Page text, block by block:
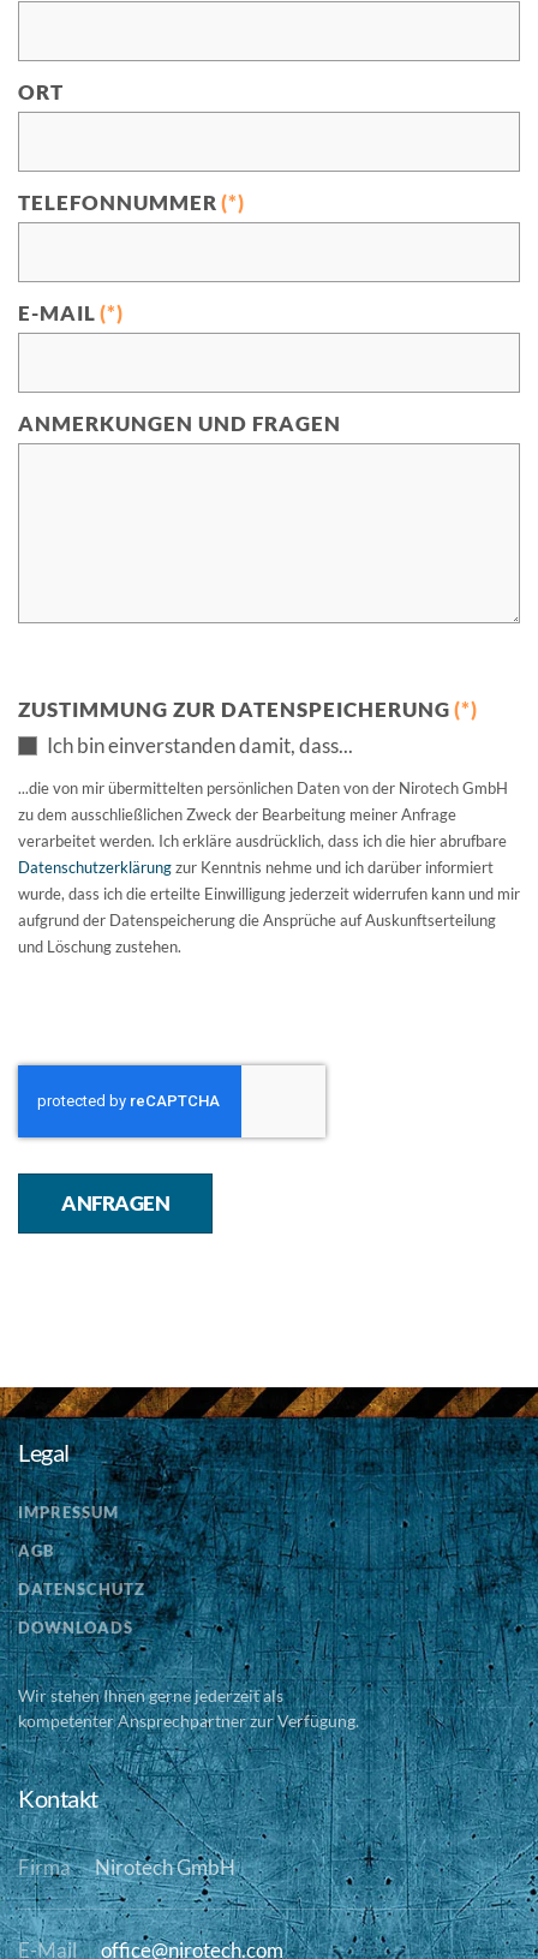
ORT
TELEFONNUMMER (*)
E-MAIL (*)
ANMERKUNGEN UND FRAGEN
ZUSTIMMUNG ZUR DATENSPEICHERUNG (*)
Ich bin einverstanden damit, dass...
...die von mir übermittelten persönlichen Daten von der Nirotech GmbH
zu dem ausschließlichen Zweck der Bearbeitung meiner Anfrage
verarbeitet werden. Ich erkläre ausdrücklich, dass ich die hier abrufbare
Datenschutzerklärungzur Kenntnis nehme und ich darüber informiert
wurde, dass ich die erteilte Einwilligung jederzeit widerrufen kann und mir
aufgrund der Datenspeicherung die Ansprüche auf Auskunftserteilung
und Löschung zustehen.
ANFRAGEN
Legal
IMPRESSUM
AGB
DATENSCHUTZ
DOWNLOADS
Wir stehen Ihnen gerne jederzeit als
kompetenter Ansprechpartner zur Verfügung.
Kontakt
Firma Nirotech GmbH
E-Mail office@nirotech.com